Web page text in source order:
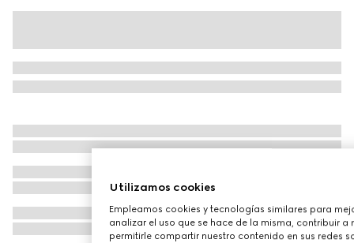
Utilizamos cookies
Empleamos cookies y tecnologías similares para
analizar el uso que se hace de la misma, contribuir
permitirle compartir nuestro contenido en sus redes